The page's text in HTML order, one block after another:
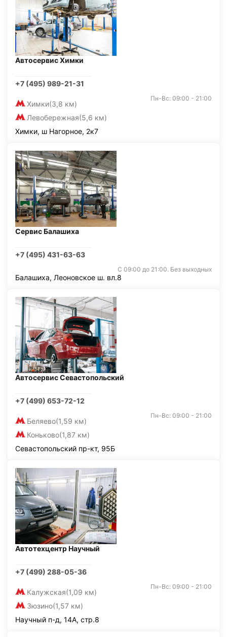
Автосервис Химки
+7 (495) 989-21-31
Химки(3,8 км)
Левобережная(5,6 км)
Пн-Вс: 09:00 - 21:00
Химки, ш Нагорное, 2к7
Сервис Балашиха
+7 (495) 431-63-63
С 09:00 до 21:00. Без выходных
Балашиха, Леоновское ш. вл.8
Автосервис Севастопольский
+7 (499) 653-72-12
Беляево(1,59 км)
Коньково(1,87 км)
Пн-Вс: 09:00 - 21:00
Севастопольский пр-кт, 95Б
Автотехцентр Научный
+7 (499) 288-05-36
Калужская(1,09 км)
Зюзино(1,57 км)
Пн-Вс: 09:00 - 21:00
Научный п-д, 14А, стр.8